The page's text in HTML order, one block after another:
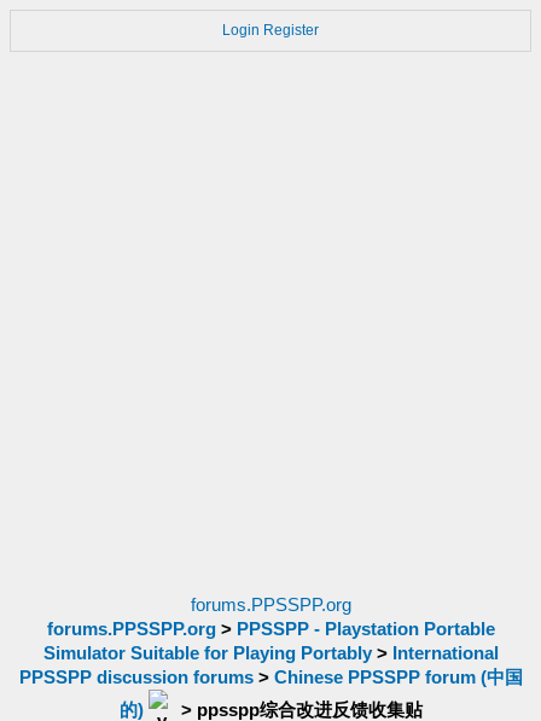
Login Register
forums.PPSSPP.org
forums.PPSSPP.org> PPSSPP - Playstation Portable
Simulator Suitable for Playing Portably> International
PPSSPP discussion forums> Chinese PPSSPP forum (中国
的)
> ppsspp综合改进反馈收集贴